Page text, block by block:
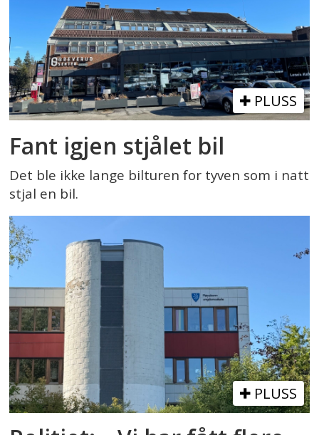
PLUSS
Fant igjen stjålet bil
Det ble ikke lange bilturen for tyven som i natt
stjal en bil.
PLUSS